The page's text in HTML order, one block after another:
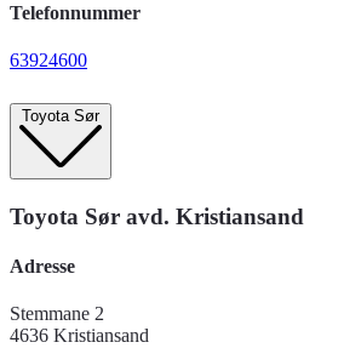
Telefonnummer
63924600
Toyota Sør
Toyota Sør avd. Kristiansand
Adresse
Stemmane 2
4636 Kristiansand